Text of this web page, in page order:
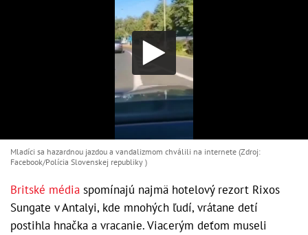
Mladíci sa hazardnou jazdou a vandalizmom chválili na internete (Zdroj:
Facebook/Polícia Slovenskej republiky )
Britské média spomínajú najmä hotelový rezort Rixos
Sungate v Antalyi, kde mnohých ľudí, vrátane detí
postihla hnačka a vracanie. Viacerým deťom museli